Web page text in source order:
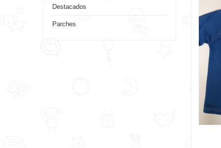
Destacados
Parches